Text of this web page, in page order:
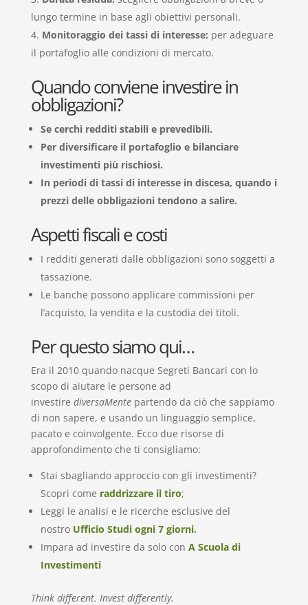
lungo termine in base agli obiettivi personali.
Monitoraggio dei tassi di interesse: per adeguare
il portafoglio alle condizioni di mercato.
Quando conviene investire in
obbligazioni?
Se cerchi redditi stabili e prevedibili.
Per diversificare il portafoglio e bilanciare
investimenti più rischiosi.
In periodi di tassi di interesse in discesa, quando i
prezzi delle obbligazioni tendono a salire.
Aspetti fiscali e costi
I redditi generati dalle obbligazioni sono soggetti a
tassazione.
Le banche possono applicare commissioni per
l’acquisto, la vendita e la custodia dei titoli.
Per questo siamo qui…
Era il 2010 quando nacque Segreti Bancari con lo
scopo di aiutare le persone ad
investire diversaMentepartendo da ciò che sappiamo
di non sapere, e usando un linguaggio semplice,
pacato e coinvolgente. Ecco due risorse di
approfondimento che ti consigliamo:
Stai sbagliando approccio con gli investimenti?
Scopri come raddrizzare il tiro;
Leggi le analisi e le ricerche esclusive del
nostro Ufficio Studi ogni 7 giorni.
Impara ad investire da solo con A Scuola di
Investimenti
Think different. Invest differently.